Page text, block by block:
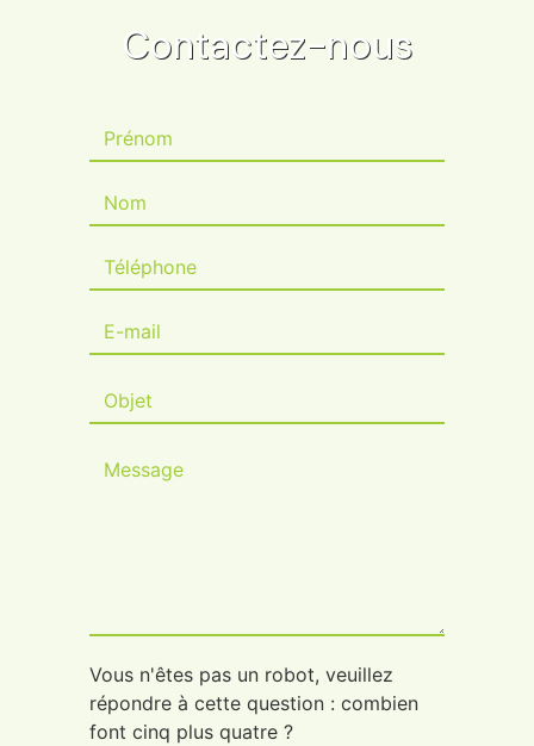
Contactez-nous
Vous n'êtes pas un robot, veuillez
répondre à cette question : combien
font cinq plus quatre ?